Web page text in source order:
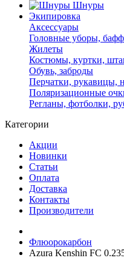
Шнуры
Экипировка
Аксессуары
Головные уборы,
Жилеты
Костюмы, куртки,
Обувь, заброды
Перчатки, рукавицы,
Поляризационные
Регланы, фотболки,
Категории
Акции
Новинки
Статьи
Оплата
Доставка
Контакты
Производители
Флюорокарбон
Azura Kenshin FC